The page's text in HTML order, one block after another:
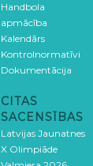
Handbola
apmācība
Kalendārs
Kontrolnormatīvi
Dokumentācija
CITAS
SACENSĪBAS
Latvijas Jaunatnes
X Olimpiāde